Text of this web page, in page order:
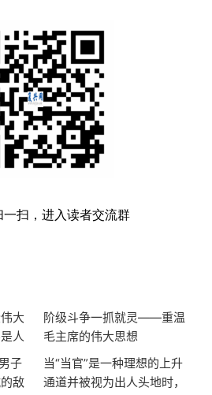
一扫，进入读者交流群
大
人
阶级斗争一抓就灵——重温
毛主席的伟大思想
子
敌
当“当官”是一种理想的上升
通道并被视为出人头地时，